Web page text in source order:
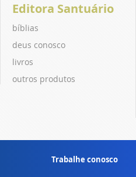
Editora Santuário
bíblias
deus conosco
livros
outros produtos
Trabalhe conosco